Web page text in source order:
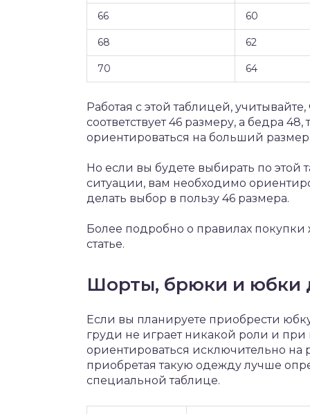
66 60
68 62
70 64
Работая с этой таблицей,
соответствует 46 размеру, а бедра
ориентироваться на больший
Но если вы будете выбирать по этой
ситуации, вам необходимо
делать выбор в пользу 46 размера.
Более подробно о правилах
статье.
Шорты, брюки и юбки
Если вы планируете приобрести
груди не играет никакой роли и
ориентироваться исключительно
приобретая такую одежду лучше
специальной таблице.